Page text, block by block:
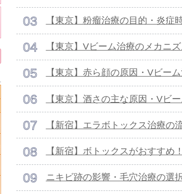
【東京】粉瘤治療の目的・炎症
【東京】Vビーム治療のメカニ
【東京】赤ら顔の原因・Vビー
【東京】酒さの主な原因・Vビ
【新宿】エラボトックス治療
【新宿】ボトックスがおすすめ
ニキビ跡の影響・毛穴治療の選